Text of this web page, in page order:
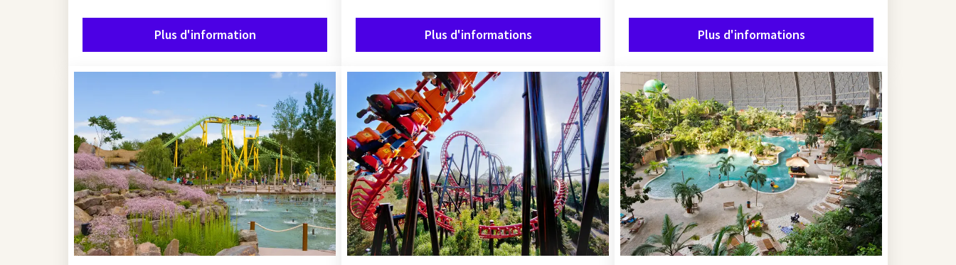
Avec Van der Valk, vous combinez aventure et détente. Réservez une nuitée ou un arrangement et complétez
séjour chez Van der Valk vous permet de profiter au maximum.
Plus d'information Plus d'informations Plus d'informations